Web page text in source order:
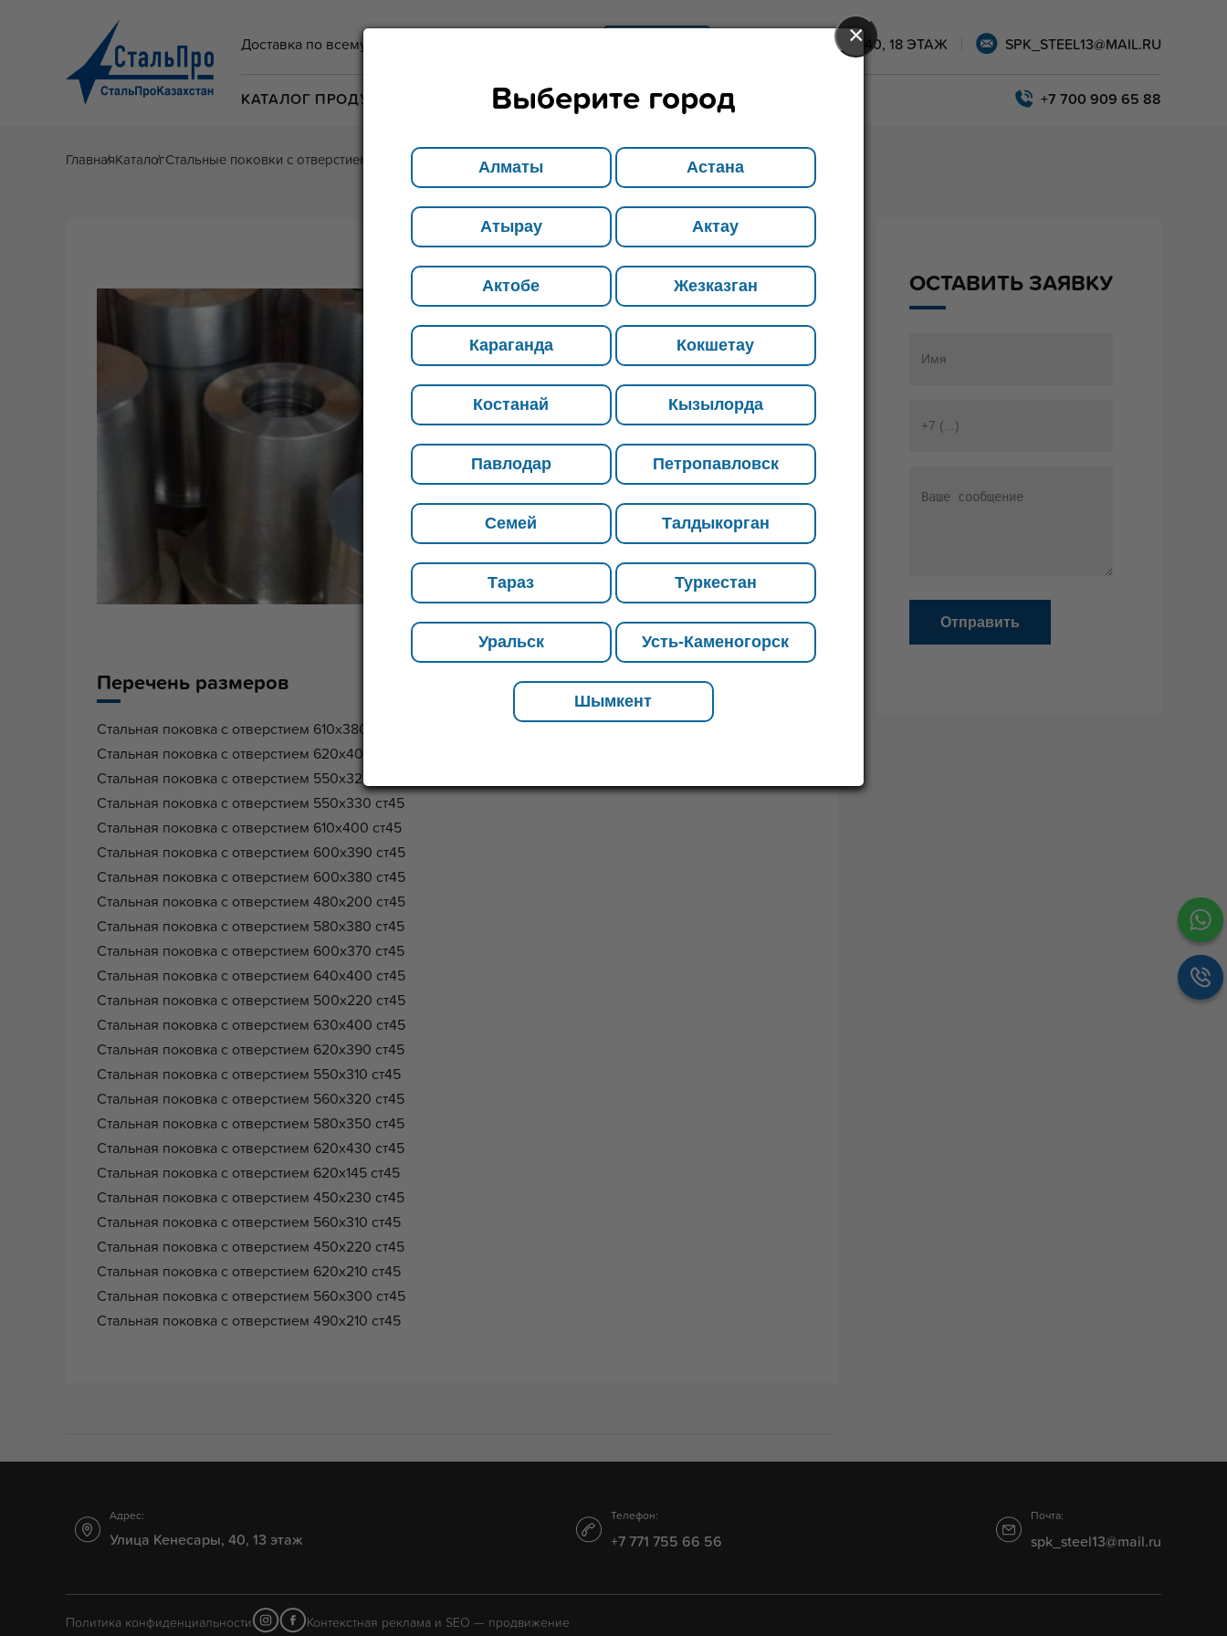
Доставка по всему Казахстану УЛИЦА КЕНЕСАРЫ, 40, 18 ЭТАЖ SPK_STEEL13@MAIL.RU
КАТАЛОГ ПРОДУКЦИИ О КОМПАНИИ УСЛУГИ ОТЗЫВЫ КОНТАКТЫ +7 700 909 65 88
ГлавнаяКаталогСтальные поковки с отверстием
Стальные поковки с
отверстием
Реализуем продукцию стальные
поковки с отверстием оптом.
Доставка осуществляется по
Республике Казахстан и в страны
СНГ — организуем доставку товара
до места назначения. Если Вас
интересуют объемы и скидки, а
также если Вы не нашли нужную
позицию – позвоните нашим
менеджерам, они проконсультируют
насчет возможных вариантов.
Перечень размеров
Стальная поковка с отверстием 610x380 ст45
Стальная поковка с отверстием 620x400 ст45
Стальная поковка с отверстием 550x320 ст45
Стальная поковка с отверстием 550x330 ст45
Стальная поковка с отверстием 610x400 ст45
Стальная поковка с отверстием 600x390 ст45
Стальная поковка с отверстием 600x380 ст45
Стальная поковка с отверстием 480x200 ст45
Стальная поковка с отверстием 580x380 ст45
Стальная поковка с отверстием 600x370 ст45
Стальная поковка с отверстием 640x400 ст45
Стальная поковка с отверстием 500x220 ст45
Стальная поковка с отверстием 630x400 ст45
Стальная поковка с отверстием 620x390 ст45
Стальная поковка с отверстием 550x310 ст45
Стальная поковка с отверстием 560x320 ст45
Стальная поковка с отверстием 580x350 ст45
Стальная поковка с отверстием 620x430 ст45
Стальная поковка с отверстием 620x145 ст45
Стальная поковка с отверстием 450x230 ст45
Стальная поковка с отверстием 560x310 ст45
Стальная поковка с отверстием 450x220 ст45
Стальная поковка с отверстием 620x210 ст45
Стальная поковка с отверстием 560x300 ст45
Стальная поковка с отверстием 490x210 ст45
ОСТАВИТЬ ЗАЯВКУ
Отправить
×
Выберите город
Алматы Астана
Атырау Актау
Актобе Жезказган
Караганда Кокшетау
Костанай Кызылорда
Павлодар Петропавловск
Семей Талдыкорган
Тараз Туркестан
Уральск Усть-Каменогорск
Шымкент
Адрес:
Улица Кенесары, 40, 13 этаж
Телефон:
+7 771 755 66 56
Почта:
spk_steel13@mail.ru
Политика конфиденциальности Контекстная реклама и SEO — продвижение